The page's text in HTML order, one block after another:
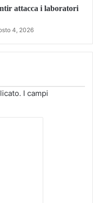
attacca i laboratori
4, 2026
I campi